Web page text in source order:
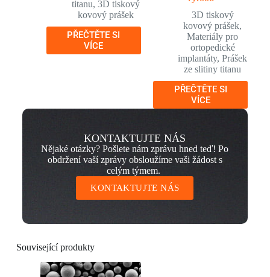
titanu, 3D tiskový
kovový prášek
PŘEČTĚTE SI
VÍCE
3D tiskový
kovový prášek,
Materiály pro
ortopedické
implantáty,Prášek
ze slitiny titanu
PŘEČTĚTE SI
VÍCE
KONTAKTUJTE NÁS
Nějaké otázky? Pošlete nám zprávu hned teď! Po
obdržení vaší zprávy obsloužíme vaši žádost s
celým týmem.
KONTAKTUJTE NÁS
Související produkty